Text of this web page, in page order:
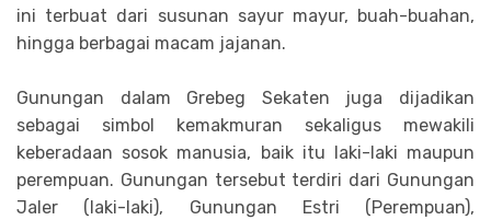
ini terbuat dari susunan sayur mayur, buah-buahan,
hingga berbagai macam jajanan.
Gunungan dalam Grebeg Sekaten juga dijadikan
sebagai simbol kemakmuran sekaligus mewakili
keberadaan sosok manusia, baik itu laki-laki maupun
perempuan. Gunungan tersebut terdiri dari Gunungan
Jaler (laki-laki), Gunungan Estri (Perempuan),